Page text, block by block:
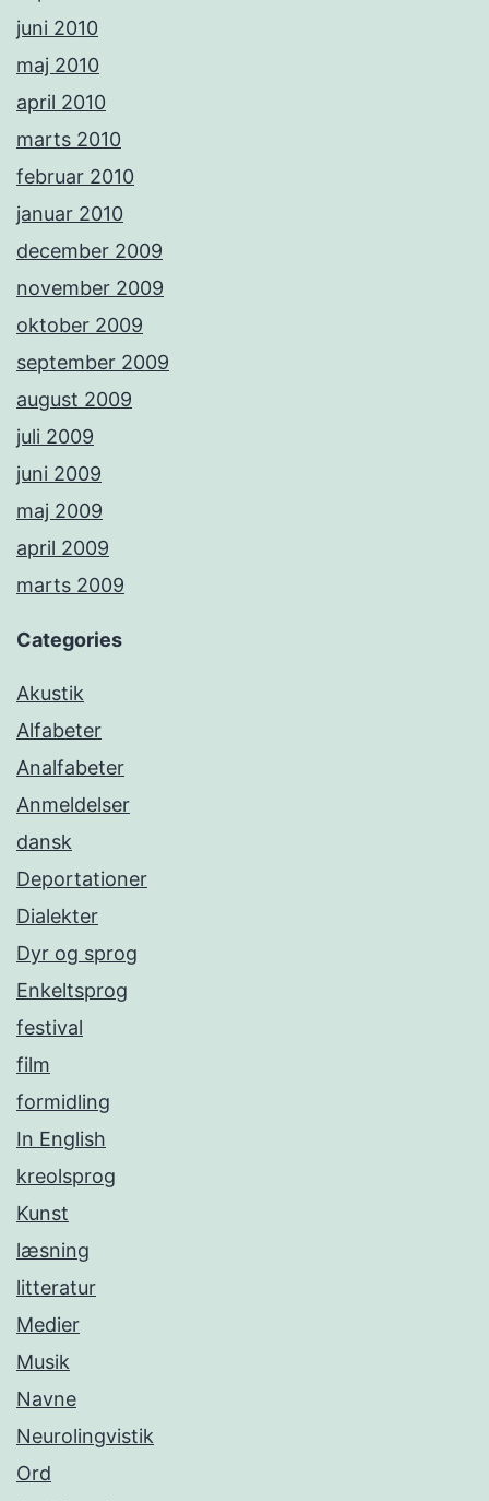
juni 2010
maj 2010
april 2010
marts 2010
februar 2010
januar 2010
december 2009
november 2009
oktober 2009
september 2009
august 2009
juli 2009
juni 2009
maj 2009
april 2009
marts 2009
Categories
Akustik
Alfabeter
Analfabeter
Anmeldelser
dansk
Deportationer
Dialekter
Dyr og sprog
Enkeltsprog
festival
film
formidling
In English
kreolsprog
Kunst
læsning
litteratur
Medier
Musik
Navne
Neurolingvistik
Ord